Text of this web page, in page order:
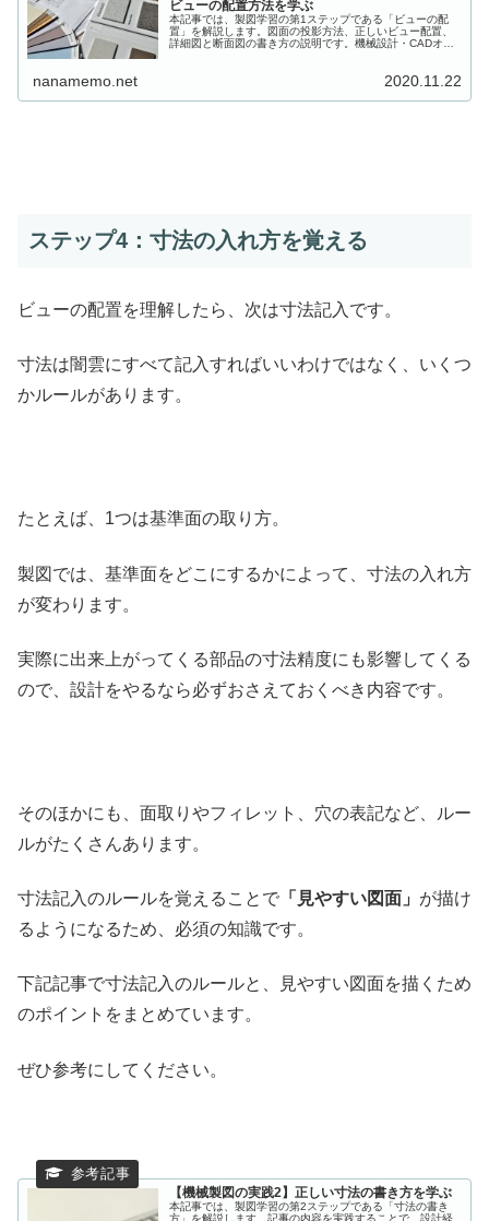
ビューの配置方法を学ぶ
本記事では、製図学習の第1ステップである「ビューの配
置」を解説します。図面の投影方法、正しいビュー配置、
詳細図と断面図の書き方の説明です。機械設計・CADオペ
nanamemo.net 2020.11.22
ステップ4：寸法の入れ方を覚える
ビューの配置を理解したら、次は寸法記入です。
寸法は闇雲にすべて記入すればいいわけではなく、いくつ
かルールがあります。
たとえば、1つは基準面の取り方。
製図では、基準面をどこにするかによって、寸法の入れ方
が変わります。
実際に出来上がってくる部品の寸法精度にも影響してくる
ので、設計をやるなら必ずおさえておくべき内容です。
そのほかにも、面取りやフィレット、穴の表記など、ルー
ルがたくさんあります。
寸法記入のルールを覚えることで 「見やすい図面」 が描け
るようになるため、必須の知識です。
下記記事で寸法記入のルールと、見やすい図面を描くため
のポイントをまとめています。
ぜひ参考にしてください。
【機械製図の実践2】正しい寸法の書き方を学ぶ
本記事では、製図学習の第2ステップである「寸法の書き
方」を解説します。記事の内容を実践することで、設計経